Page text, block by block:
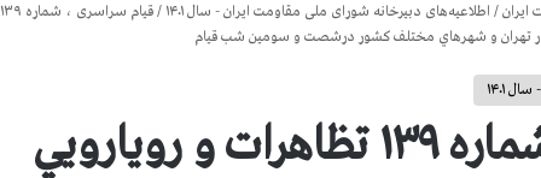
ایران/ اطلاعیه‌های دبیرخانه شورای ملی مقاومت ایران - سال ۱۴۰۱ /
قيام سراسری ، شماره ۱۳۹
در تهران و شهرهاي مختلف کشور درشصت و سومین شب قیام
۱۴۰۱
قيام سراسری ، شماره ۱۳۹ تظاهرات و رويارويي